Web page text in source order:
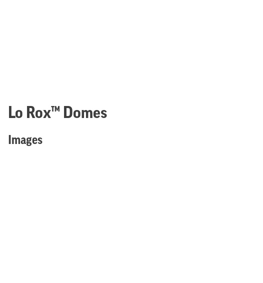
Lo Rox™ Domes
Images